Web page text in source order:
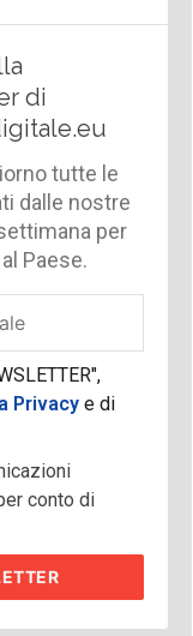
di
tutte le
dalle nostre
per
Paese.
Privacy e di
conto di